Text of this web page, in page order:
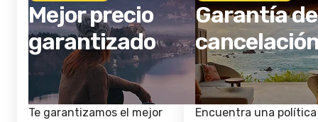
Mejor precio
garantizado
Te garantizamos el mejor
Garantía de
Encuentra una política